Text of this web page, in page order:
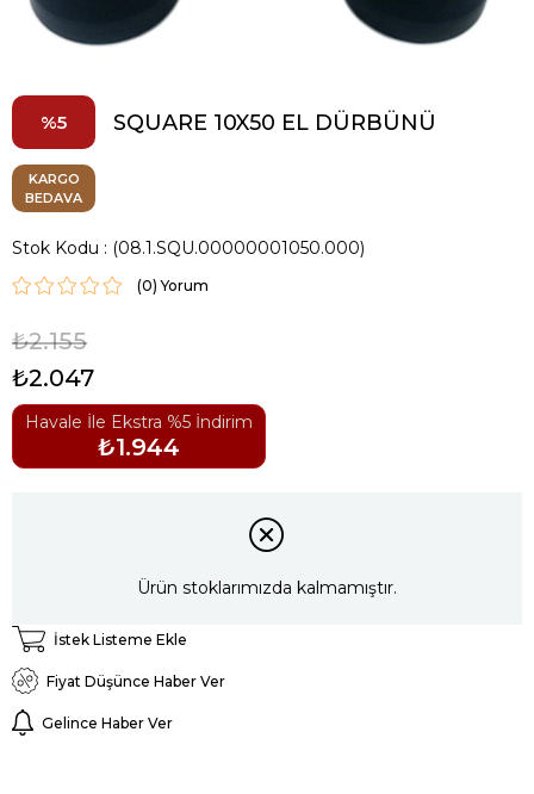
5 SQUARE 10X50 EL DÜRBÜNÜ
KARGO
BEDAVA
Stok Kodu (08.1.SQU.00000001050.000)
(0)
₺2.155
₺2.047
Havale İle Ekstra %5 İndirim
₺1.944
Ürün stoklarımızda kalmamıştır.
İstek Listeme Ekle
Fiyat Düşünce Haber Ver
Gelince Haber Ver